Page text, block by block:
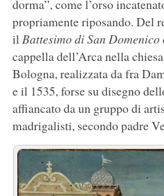
dorma”, come l’orso
propriamente riposando. Del
ilBattesimo di San Domenico
cappella dell’Arca nella
Bologna, realizzata da fra
e il 1535, forse su disegno
affiancato da un gruppo di
madrigalisti, secondo padre